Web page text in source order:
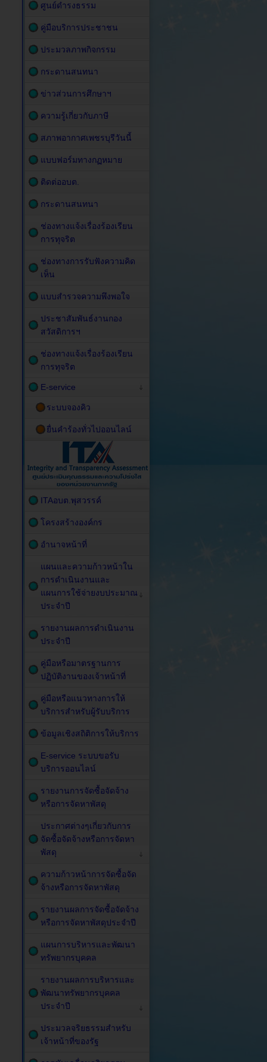
ศูนย์ดำรงธรรม
คู่มือบริการประชาชน
ประมวลภาพกิจกรรม
กระดานสนทนา
ข่าวส่วนการศึกษาฯ
ความรู้เกี่ยวกับภาษี
สภาพอากาศเพชรบุรีวันนี้
แบบฟอร์มทางกฏหมาย
ติดต่ออบต.
กระดานสนทนา
ช่องทางแจ้งเรื่องร้องเรียน
การทุจริต
ช่องทางการรับฟังความคิด
เห็น
แบบสำรวจความพึงพอใจ
ประชาสัมพันธ์งานกอง
สวัสดิการฯ
ช่องทางแจ้งเรื่องร้องเรียน
การทุจริต
E-service
ระบบจองคิว
ยื่นคำร้องทั่วไปออนไลน์
ITAอบต.พุสวรรค์
โครงสร้างองค์กร
อำนาจหน้าที่
แผนและความก้าวหน้าใน
การดำเนินงานและ
แผนการใช้จ่ายงบประมาณ
ประจำปี
รายงานผลการดำเนินงาน
ประจำปี
คู่มือหรือมาตรฐานการ
ปฏิบัติงานของเจ้าหน้าที่
คู่มือหรือแนวทางการให้
บริการสำหรับผู้รับบริการ
ข้อมูลเชิงสถิติการให้บริการ
E-service ระบบขอรับ
บริการออนไลน์
รายงานการจัดซื้อจัดจ้าง
หรือการจัดหาพัสดุ
ประกาศต่างๆเกี่ยวกับการ
จัดซื้อจัดจ้างหรือการจัดหา
พัสดุ
ความก้าวหน้าการจัดซื้อจัด
จ้างหรือการจัดหาพัสดุ
รายงานผลการจัดซื้อจัดจ้าง
หรือการจัดหาพัสดุประจำปี
แผนการบริหารและพัฒนา
ทรัพยากรบุคคล
รายงานผลการบริหารและ
พัฒนาทรัพยากรบุคคล
ประจำปี
ประมวลจริยธรรมสำหรับ
เจ้าหน้าที่ของรัฐ